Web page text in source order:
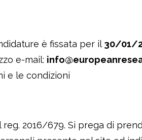
è fissata per il 30/01/
e-mail:
e le condizioni
2016/679. Si prega di